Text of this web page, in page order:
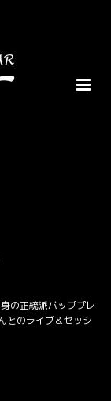
の正統派バッププレ
とのライブ＆セッシ